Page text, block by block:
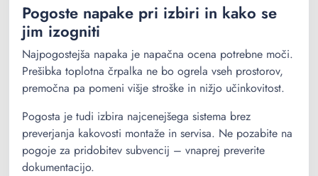
Pogoste napake pri izbiri in kako se
jim izogniti
Najpogostejša napaka je napačna ocena potrebne moči.
Prešibka toplotna črpalka ne bo ogrela vseh prostorov,
premočna pa pomeni višje stroške in nižjo učinkovitost.
Pogosta je tudi izbira najcenejšega sistema brez
preverjanja kakovosti montaže in servisa. Ne pozabite na
pogoje za pridobitev subvencij – vnaprej preverite
dokumentacijo.